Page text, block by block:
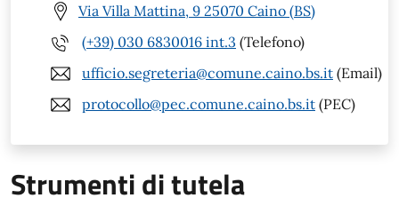
Via Villa Mattina, 9 25070 Caino (BS)
(+39) 030 6830016 int.3 (Telefono)
ufficio.segreteria@comune.caino.bs.it (Email)
protocollo@pec.comune.caino.bs.it (PEC)
Strumenti di tutela